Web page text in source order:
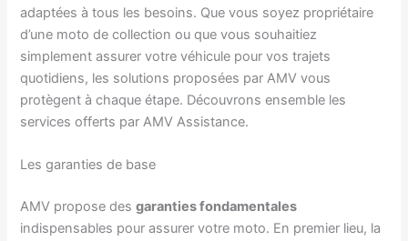
adaptées à tous les besoins. Que vous soyez propriétaire
d’une moto de collection ou que vous souhaitiez
simplement assurer votre véhicule pour vos trajets
quotidiens, les solutions proposées par AMV vous
protègent à chaque étape. Découvrons ensemble les
services offerts par AMV Assistance.
Les garanties de base
AMV propose desgaranties fondamentales
indispensables pour assurer votre moto. En premier lieu, la